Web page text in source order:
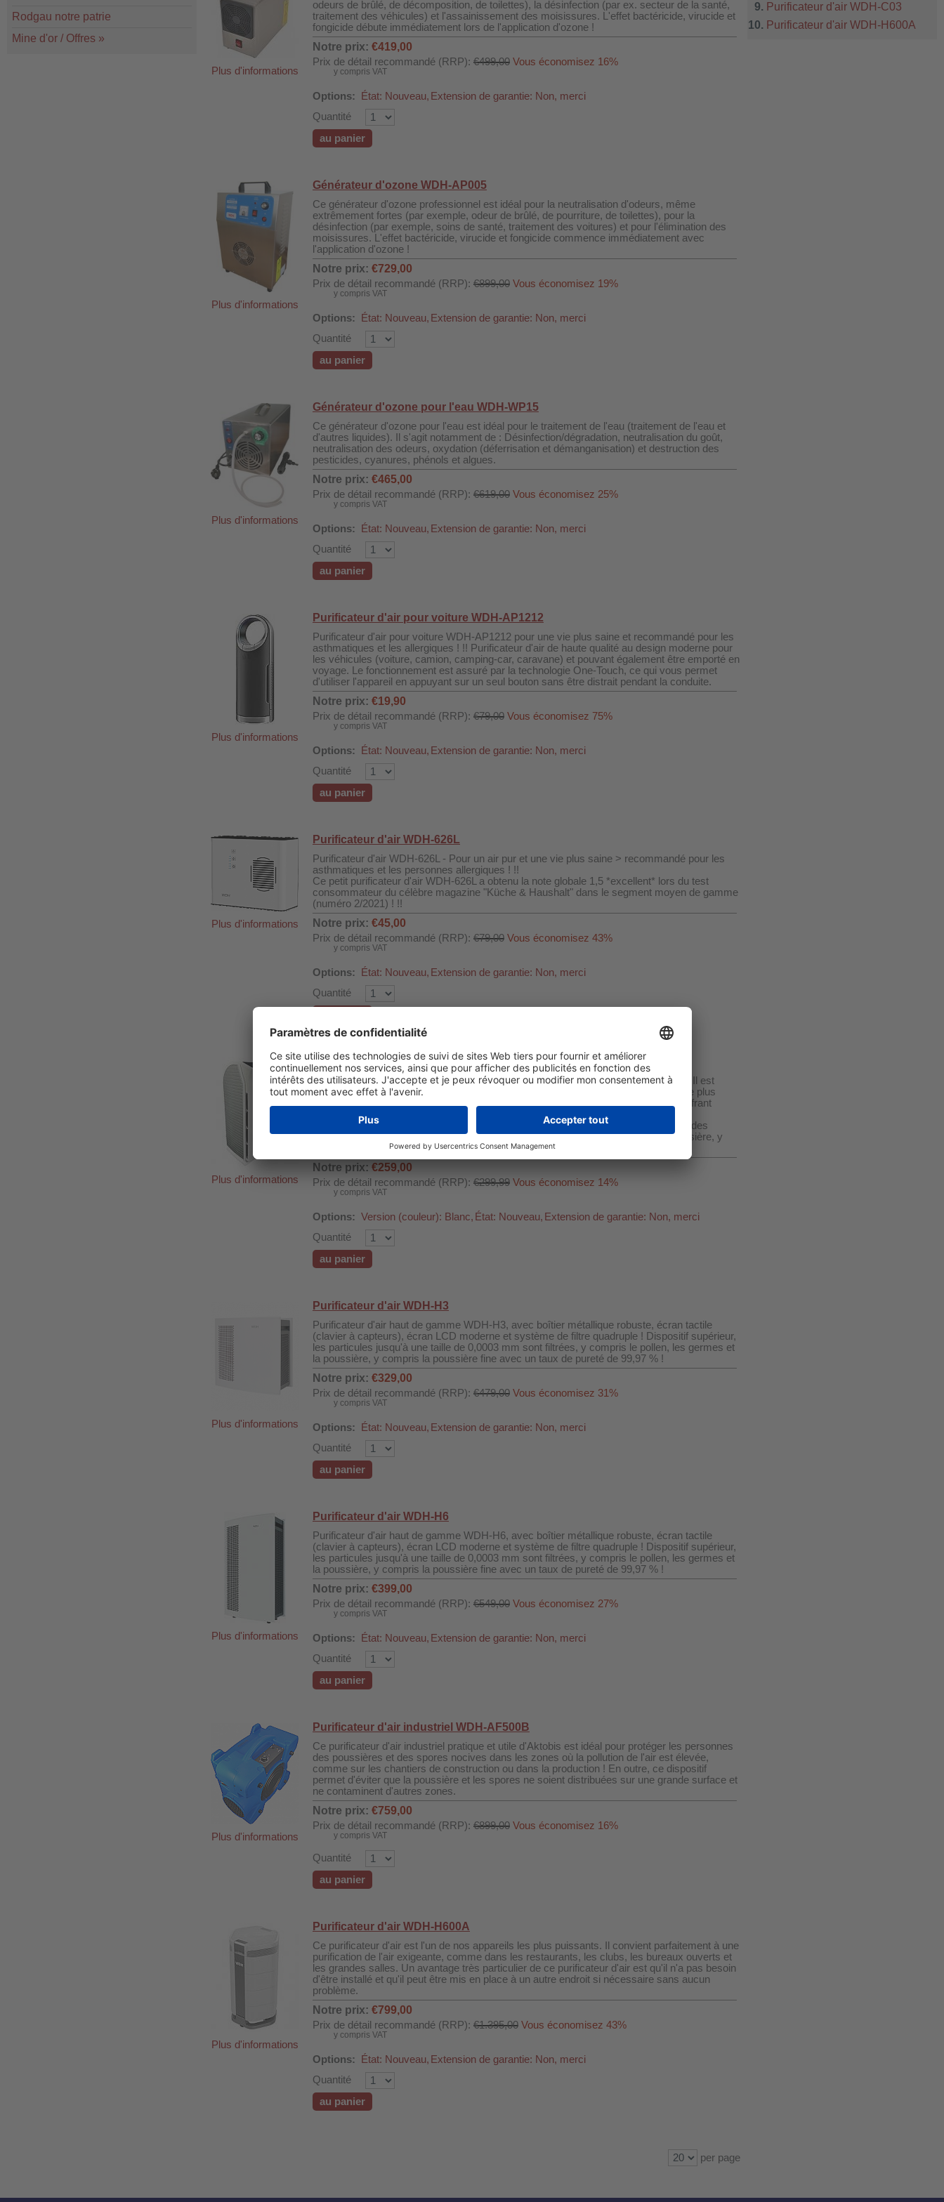
Plus d'informations
odeurs de brûlé, de décomposition, de toilettes), la désinfection (par ex. secteur de la santé,
traitement des véhicules) et l'assainissement des moisissures. L'effet bactéricide, virucide et
fongicide débute immédiatement lors de l'application d'ozone !
Notre prix: €419,00
Prix de détail recommandé (RRP): €499,00 Vous économisez 16%
y compris VAT
Options: État: Nouveau, Extension de garantie: Non, merci
Quantité
au panier
Plus d'informations
Générateur d'ozone WDH-AP005
Ce générateur d'ozone professionnel est idéal pour la neutralisation d'odeurs, même
extrêmement fortes (par exemple, odeur de brûlé, de pourriture, de toilettes), pour la
désinfection (par exemple, soins de santé, traitement des voitures) et pour l'élimination des
moisissures. L'effet bactéricide, virucide et fongicide commence immédiatement avec
l'application d'ozone !
Notre prix: €729,00
Prix de détail recommandé (RRP): €899,00 Vous économisez 19%
y compris VAT
Options: État: Nouveau, Extension de garantie: Non, merci
Quantité
au panier
Plus d'informations
Générateur d'ozone pour l'eau WDH-WP15
Ce générateur d'ozone pour l'eau est idéal pour le traitement de l'eau (traitement de l'eau et
d'autres liquides). Il s'agit notamment de : Désinfection/dégradation, neutralisation du goût,
neutralisation des odeurs, oxydation (déferrisation et démanganisation) et destruction des
pesticides, cyanures, phénols et algues.
Notre prix: €465,00
Prix de détail recommandé (RRP): €619,00 Vous économisez 25%
y compris VAT
Options: État: Nouveau, Extension de garantie: Non, merci
Quantité
au panier
Plus d'informations
Purificateur d'air pour voiture WDH-AP1212
Purificateur d'air pour voiture WDH-AP1212 pour une vie plus saine et recommandé pour les
asthmatiques et les allergiques ! !! Purificateur d'air de haute qualité au design moderne pour
les véhicules (voiture, camion, camping-car, caravane) et pouvant également être emporté en
voyage. Le fonctionnement est assuré par la technologie One-Touch, ce qui vous permet
d'utiliser l'appareil en appuyant sur un seul bouton sans être distrait pendant la conduite.
Notre prix: €19,90
Prix de détail recommandé (RRP): €79,00 Vous économisez 75%
y compris VAT
Options: État: Nouveau, Extension de garantie: Non, merci
Quantité
au panier
Plus d'informations
Purificateur d'air WDH-626L
Purificateur d'air WDH-626L - Pour un air pur et une vie plus saine > recommandé pour les
asthmatiques et les personnes allergiques ! !!
Ce petit purificateur d'air WDH-626L a obtenu la note globale 1,5 *excellent* lors du test
consommateur du célèbre magazine "Küche & Haushalt" dans le segment moyen de gamme
(numéro 2/2021) ! !!
Notre prix: €45,00
Prix de détail recommandé (RRP): €79,00 Vous économisez 43%
y compris VAT
Options: État: Nouveau, Extension de garantie: Non, merci
Quantité
Plus d'informations
Purificateur d'air WDH-C03
Ce purificateur d'air élégant et fiable impressionne par son bon rapport qualité-prix ! Il est
équipé des dernières technologies et est donc idéal pour tous ceux qui veulent vivre plus
sainement. Il est également recommandé aux asthmatiques et aux personnes souffrant
d'allergies !
Équipé d'un filtre HEPA (H13), l'un des meilleurs filtres disponibles. Capture et filtre des
particules aussi petites que 0,0003 mm. Cela inclut le pollen, les germes et la poussière, y
compris la poussière fine, avec un taux de pureté de 99,95 % ! !!
Notre prix: €259,00
Prix de détail recommandé (RRP): €299,99 Vous économisez 14%
y compris VAT
Options: Version (couleur): Blanc, État: Nouveau, Extension de garantie: Non, merci
Quantité
au panier
Plus d'informations
Purificateur d'air WDH-H3
Purificateur d'air haut de gamme WDH-H3, avec boîtier métallique robuste, écran tactile
(clavier à capteurs), écran LCD moderne et système de filtre quadruple ! Dispositif supérieur,
les particules jusqu'à une taille de 0,0003 mm sont filtrées, y compris le pollen, les germes et
la poussière, y compris la poussière fine avec un taux de pureté de 99,97 % !
Notre prix: €329,00
Prix de détail recommandé (RRP): €479,00 Vous économisez 31%
y compris VAT
Options: État: Nouveau, Extension de garantie: Non, merci
Quantité
au panier
Plus d'informations
Purificateur d'air WDH-H6
Purificateur d'air haut de gamme WDH-H6, avec boîtier métallique robuste, écran tactile
(clavier à capteurs), écran LCD moderne et système de filtre quadruple ! Dispositif supérieur,
les particules jusqu'à une taille de 0,0003 mm sont filtrées, y compris le pollen, les germes et
la poussière, y compris la poussière fine avec un taux de pureté de 99,97 % !
Notre prix: €399,00
Prix de détail recommandé (RRP): €549,00 Vous économisez 27%
y compris VAT
Options: État: Nouveau, Extension de garantie: Non, merci
Quantité
au panier
Plus d'informations
Purificateur d'air industriel WDH-AF500B
Ce purificateur d'air industriel pratique et utile d'Aktobis est idéal pour protéger les personnes
des poussières et des spores nocives dans les zones où la pollution de l'air est élevée,
comme sur les chantiers de construction ou dans la production ! En outre, ce dispositif
permet d'éviter que la poussière et les spores ne soient distribuées sur une grande surface et
ne contaminent d'autres zones.
Notre prix: €759,00
Prix de détail recommandé (RRP): €899,00 Vous économisez 16%
y compris VAT
Quantité
au panier
Plus d'informations
Purificateur d'air WDH-H600A
Ce purificateur d'air est l'un de nos appareils les plus puissants. Il convient parfaitement à une
purification de l'air exigeante, comme dans les restaurants, les clubs, les bureaux ouverts et
les grandes salles. Un avantage très particulier de ce purificateur d'air est qu'il n'a pas besoin
d'être installé et qu'il peut être mis en place à un autre endroit si nécessaire sans aucun
problème.
Notre prix: €799,00
Prix de détail recommandé (RRP): €1.395,00 Vous économisez 43%
y compris VAT
Options: État: Nouveau, Extension de garantie: Non, merci
Quantité
au panier
per page
Rodgau notre patrie
Mine d'or / Offres »
Purificateur d'air WDH-C03
Purificateur d'air WDH-H600A